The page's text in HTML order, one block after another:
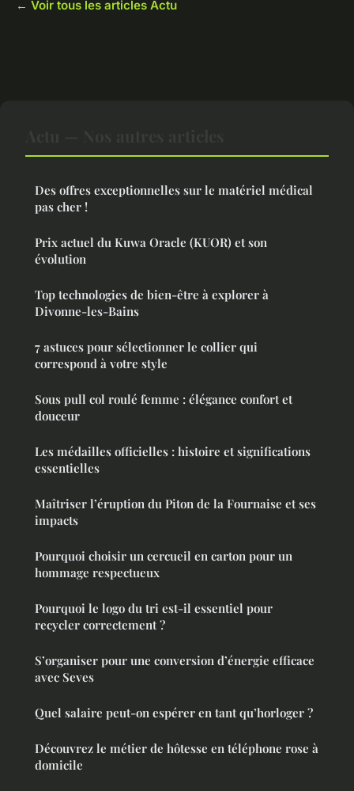
← Voir tous les articles Actu
Des offres exceptionnelles sur le matériel médical
pas cher !
Prix actuel du Kuwa Oracle (KUOR) et son
évolution
Top technologies de bien-être à explorer à
Divonne-les-Bains
7 astuces pour sélectionner le collier qui
correspond à votre style
Sous pull col roulé femme : élégance confort et
douceur
Les médailles officielles : histoire et significations
essentielles
Maîtriser l’éruption du Piton de la Fournaise et ses
impacts
Pourquoi choisir un cercueil en carton pour un
hommage respectueux
Pourquoi le logo du tri est-il essentiel pour
recycler correctement ?
S’organiser pour une conversion d’énergie efficace
avec Seves
Quel salaire peut-on espérer en tant qu’horloger ?
Découvrez le métier de hôtesse en téléphone rose à
domicile